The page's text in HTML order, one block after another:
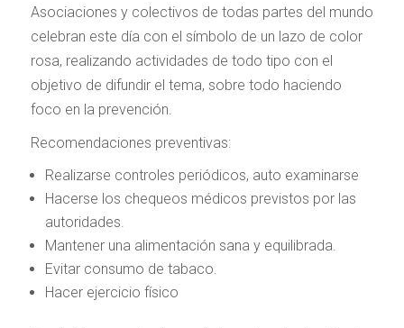
Asociaciones y colectivos de todas partes del mundo
celebran este día con el símbolo de un lazo de color
rosa, realizando actividades de todo tipo con el
objetivo de difundir el tema, sobre todo haciendo
foco en la prevención.
Recomendaciones preventivas:
Realizarse controles periódicos, auto examinarse
Hacerse los chequeos médicos previstos por las
autoridades.
Mantener una alimentación sana y equilibrada.
Evitar consumo de tabaco.
Hacer ejercicio físico